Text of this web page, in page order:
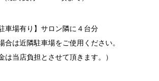
駐車場有り】サロン隣に４台分
合は近隣駐車場をご使用ください。
は当店負担とさせて頂きます。）